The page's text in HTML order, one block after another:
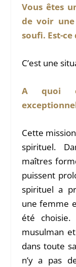
Vous êtes
de voir
soufi. Est-ce
C’est une
A quoi
Cette
spirituel.
maîtres
puissent
spirituel a
une femme
été
musulman
dans toute
n’y a pas